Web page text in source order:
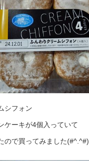
シフォン
ケーキが4個入っていて
ので買ってみました(#^.^#)